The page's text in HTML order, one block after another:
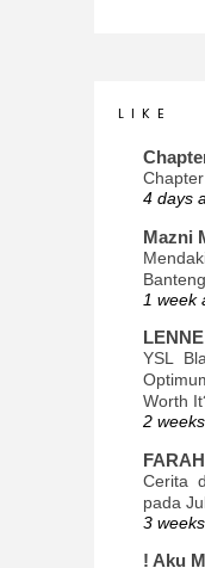
L I K E
4 days
Mazni
1 week
YSL
Worth
2
FARAH
Cerita
pada
3
! Aku